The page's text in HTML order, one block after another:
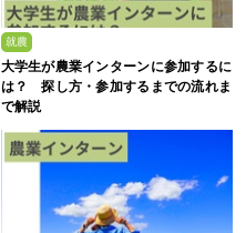
就農
大学生が農業インターンに参加するに
は？ 探し方・参加するまでの流れま
で解説